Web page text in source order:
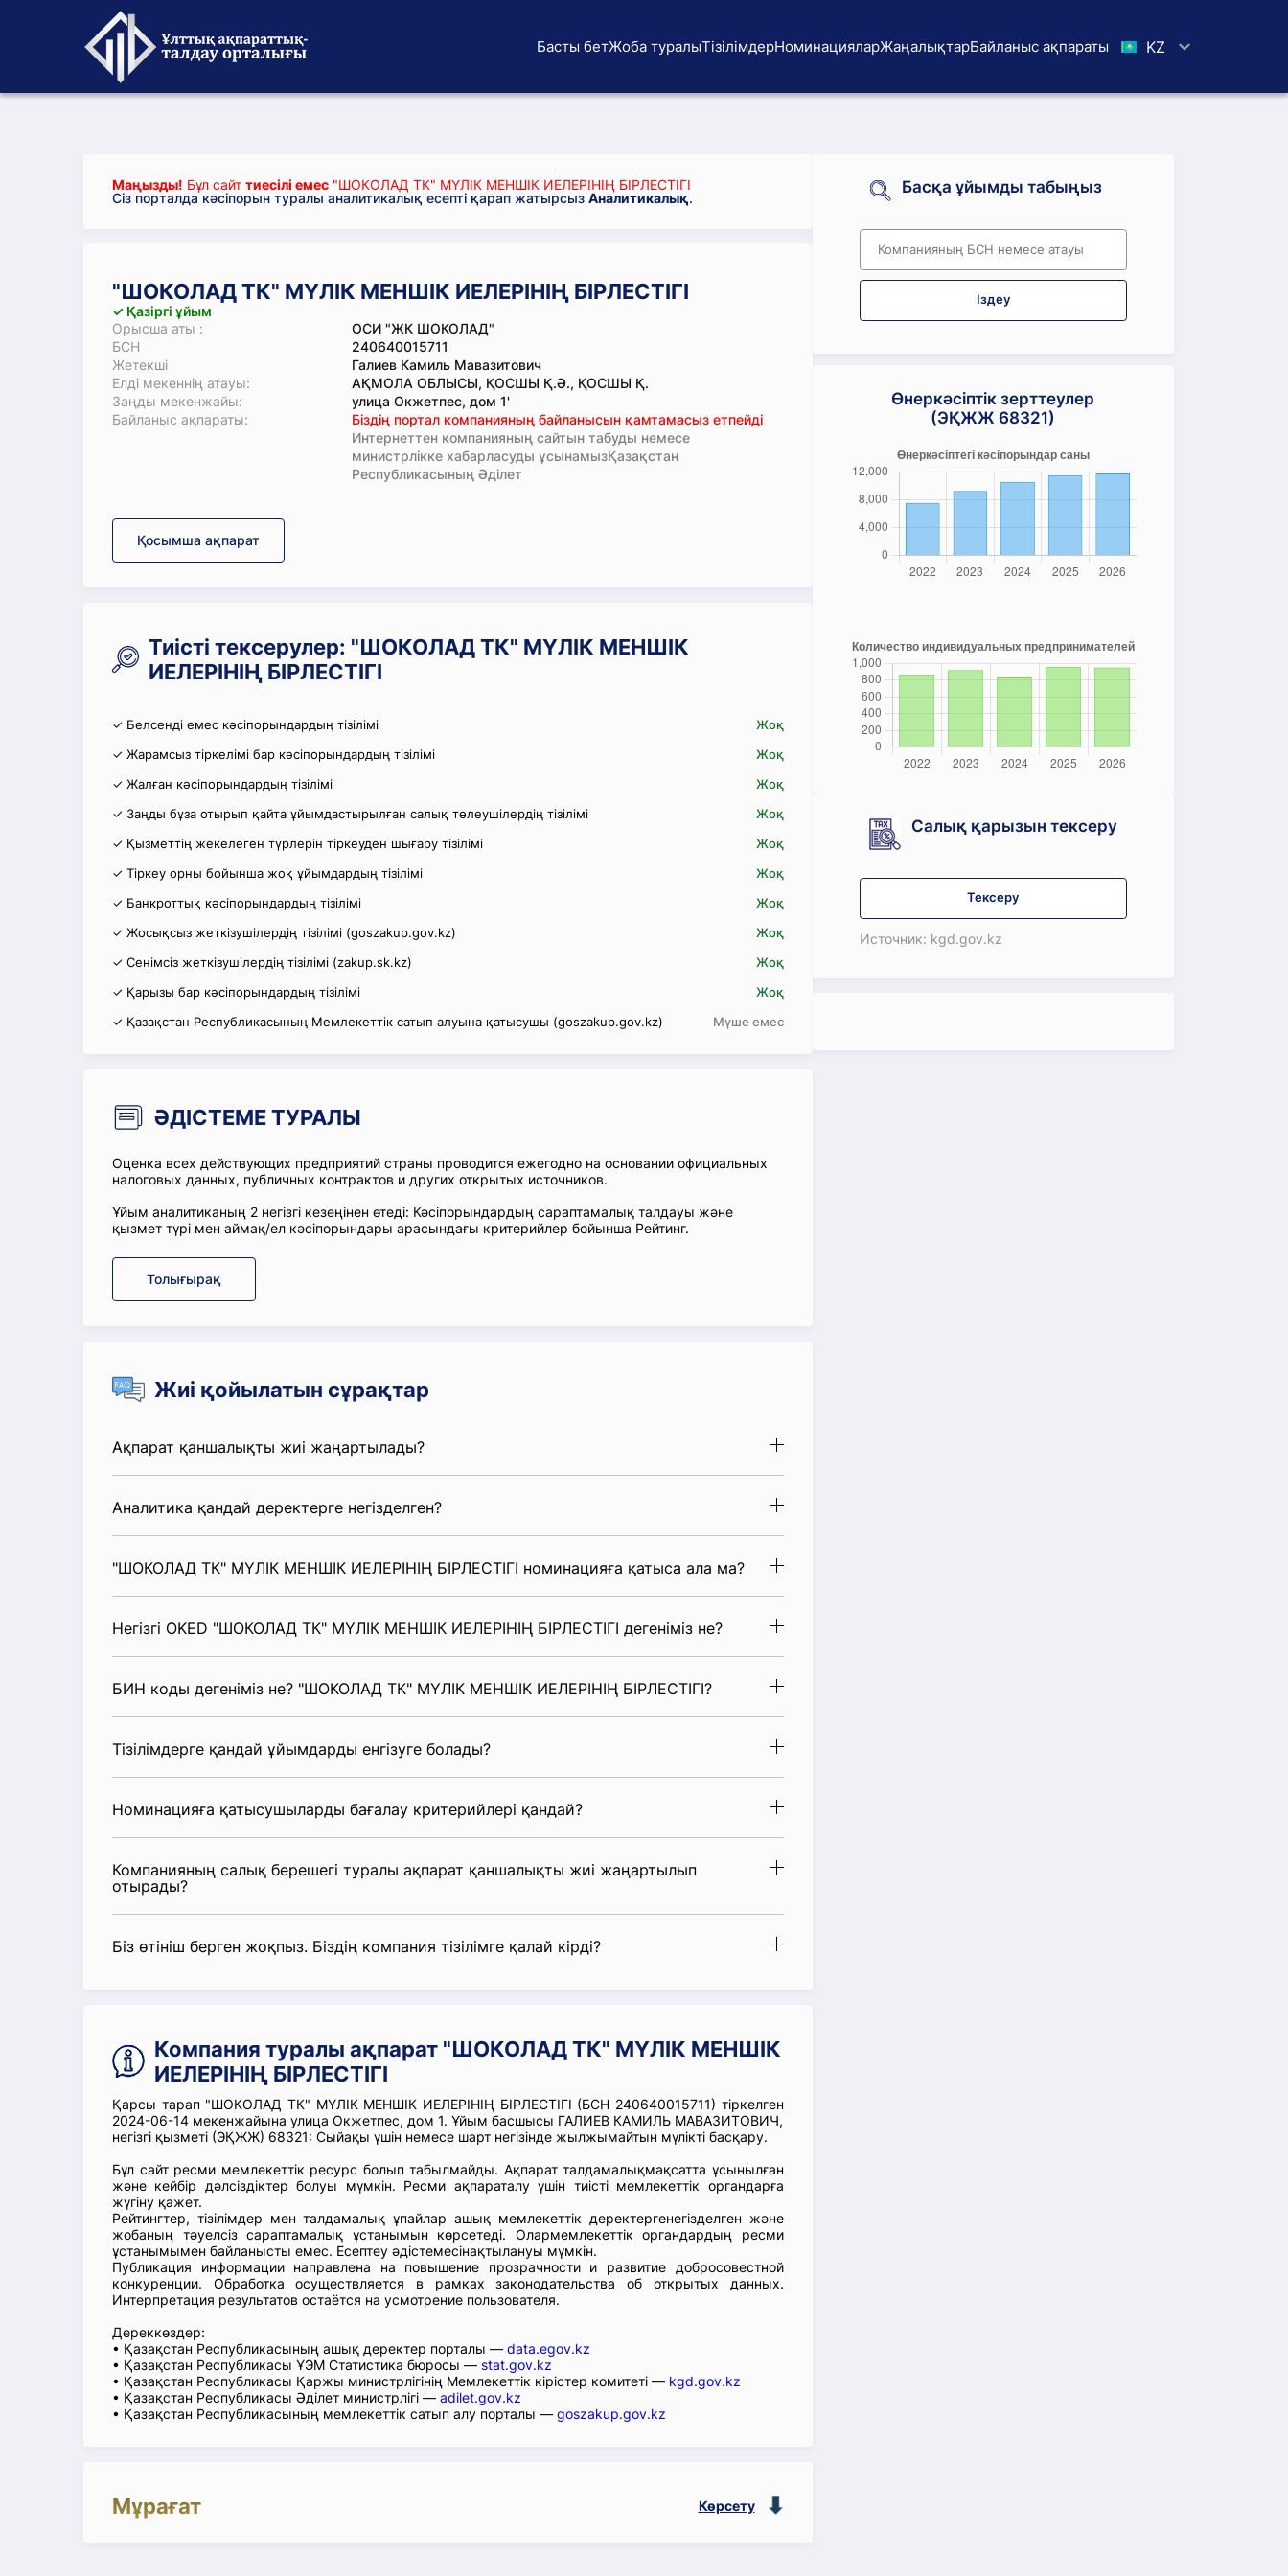
Басты бетЖоба туралыТізілімдерНоминацияларЖаңалықтарБайланыс ақпараты KZ
Маңызды! Бұл сайт тиесілі емес "ШОКОЛАД ТК" МҮЛІК МЕНШІК ИЕЛЕРІНІҢ БІРЛЕСТІГІ
Сіз порталда кәсіпорын туралы аналитикалық есепті қарап жатырсыз Аналитикалық.
"ШОКОЛАД ТК" МҮЛІК МЕНШІК ИЕЛЕРІНІҢ БІРЛЕСТІГІ
✓ Қазіргі ұйым
Орысша аты :
ОСИ "ЖК ШОКОЛАД"
БСН
240640015711
Жетекші
Галиев Камиль Мавазитович
Елді мекеннің атауы:
АҚМОЛА ОБЛЫСЫ, ҚОСШЫ Қ.Ә., ҚОСШЫ Қ.
Заңды мекенжайы:
улица Окжетпес, дом 1'
Байланыс ақпараты:
Біздің портал компанияның байланысын қамтамасыз етпейді
Интернеттен компанияның сайтын табуды немесе
министрлікке хабарласуды ұсынамызҚазақстан
Республикасының Әділет
Қосымша ақпарат
Тиісті тексерулер: "ШОКОЛАД ТК" МҮЛІК МЕНШІК
ИЕЛЕРІНІҢ БІРЛЕСТІГІ
✓ Белсенді емес кәсіпорындардың тізілімі
Жоқ
✓ Жарамсыз тіркелімі бар кәсіпорындардың тізілімі
Жоқ
✓ Жалған кәсіпорындардың тізілімі
Жоқ
✓ Заңды бұза отырып қайта ұйымдастырылған салық төлеушілердің тізілімі
Жоқ
✓ Қызметтің жекелеген түрлерін тіркеуден шығару тізілімі
Жоқ
✓ Тіркеу орны бойынша жоқ ұйымдардың тізілімі
Жоқ
✓ Банкроттық кәсіпорындардың тізілімі
Жоқ
✓ Жосықсыз жеткізушілердің тізілімі (goszakup.gov.kz)
Жоқ
✓ Сенімсіз жеткізушілердің тізілімі (zakup.sk.kz)
Жоқ
✓ Қарызы бар кәсіпорындардың тізілімі
Жоқ
✓ Қазақстан Республикасының Мемлекеттік сатып алуына қатысушы (goszakup.gov.kz)
Мүше емес
ӘДІСТЕМЕ ТУРАЛЫ
Оценка всех действующих предприятий страны проводится ежегодно на основании официальных
налоговых данных, публичных контрактов и других открытых источников.
Ұйым аналитиканың 2 негізгі кезеңінен өтеді: Кәсіпорындардың сараптамалық талдауы және
қызмет түрі мен аймақ/ел кәсіпорындары арасындағы критерийлер бойынша Рейтинг.
Толығырақ
Жиі қойылатын сұрақтар
Ақпарат қаншалықты жиі жаңартылады?
Аналитика қандай деректерге негізделген?
"ШОКОЛАД ТК" МҮЛІК МЕНШІК ИЕЛЕРІНІҢ БІРЛЕСТІГІ номинацияға қатыса ала ма?
Негізгі OKED "ШОКОЛАД ТК" МҮЛІК МЕНШІК ИЕЛЕРІНІҢ БІРЛЕСТІГІ дегеніміз не?
БИН коды дегеніміз не? "ШОКОЛАД ТК" МҮЛІК МЕНШІК ИЕЛЕРІНІҢ БІРЛЕСТІГІ?
Тізілімдерге қандай ұйымдарды енгізуге болады?
Номинацияға қатысушыларды бағалау критерийлері қандай?
Компанияның салық берешегі туралы ақпарат қаншалықты жиі жаңартылып
отырады?
Біз өтініш берген жоқпыз. Біздің компания тізілімге қалай кірді?
Компания туралы ақпарат "ШОКОЛАД ТК" МҮЛІК МЕНШІК
ИЕЛЕРІНІҢ БІРЛЕСТІГІ
Қарсы тарап "ШОКОЛАД ТК" МҮЛІК МЕНШІК ИЕЛЕРІНІҢ БІРЛЕСТІГІ (БСН 240640015711) тіркелген
2024-06-14 мекенжайына улица Окжетпес, дом 1. Ұйым басшысы ГАЛИЕВ КАМИЛЬ МАВАЗИТОВИЧ,
негізгі қызметі (ЭҚЖЖ) 68321: Сыйақы үшін немесе шарт негізінде жылжымайтын мүлікті басқару.
Бұл сайт ресми мемлекеттік ресурс болып табылмайды. Ақпарат талдамалықмақсатта ұсынылған
және кейбір дәлсіздіктер болуы мүмкін. Ресми ақпараталу үшін тиісті мемлекеттік органдарға
жүгіну қажет.
Рейтингтер, тізілімдер мен талдамалық ұпайлар ашық мемлекеттік деректергенегізделген және
жобаның тәуелсіз сараптамалық ұстанымын көрсетеді. Олармемлекеттік органдардың ресми
ұстанымымен байланысты емес. Есептеу әдістемесінақтылануы мүмкін.
Публикация информации направлена на повышение прозрачности и развитие добросовестной
конкуренции. Обработка осуществляется в рамках законодательства об открытых данных.
Интерпретация результатов остаётся на усмотрение пользователя.
Дереккөздер:
• Қазақстан Республикасының ашық деректер порталы — data.egov.kz
• Қазақстан Республикасы ҰЭМ Статистика бюросы — stat.gov.kz
• Қазақстан Республикасы Қаржы министрлігінің Мемлекеттік кірістер комитеті — kgd.gov.kz
• Қазақстан Республикасы Әділет министрлігі — adilet.gov.kz
• Қазақстан Республикасының мемлекеттік сатып алу порталы — goszakup.gov.kz
Мұрағат Көрсету
Басқа ұйымды табыңыз
Іздеу
Өнеркәсіптік зерттеулер
(ЭҚЖЖ 68321)
Салық қарызын тексеру
Тексеру
Источник: kgd.gov.kz